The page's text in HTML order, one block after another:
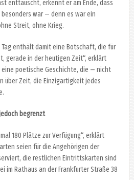
enttäuscht, erkennt er am Ende, dass
besonders war — denn es war ein
Streit, ohne Krieg.
Tag enthält damit eine Botschaft, die für
gerade in der heutigen Zeit“, erklärt
eine poetische Geschichte, die — nicht
über Zeit, die Einzigartigkeit jedes
begrenzt
180 Plätze zur Verfügung“, erklärt
seien für die Angehörigen der
die restlichen Eintrittskarten sind
im Rathaus an der Frankfurter Straße 38